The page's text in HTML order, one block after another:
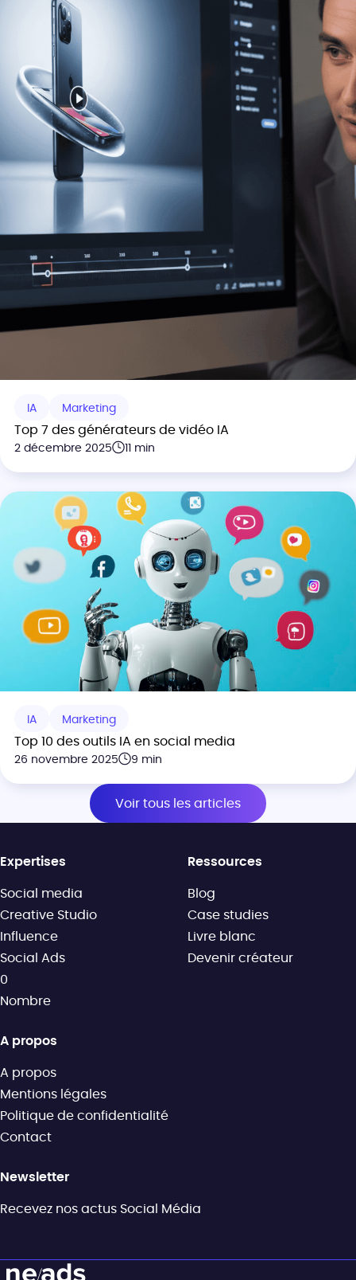
IA Marketing
Top 7 des générateurs de vidéo IA
2 décembre 2025 11 min
IA Marketing
Top 10 des outils IA en social media
26 novembre 2025 9 min
Voir tous les articles
Expertises
Social media
Creative Studio
Influence
Social Ads
0
Nombre
Ressources
Blog
Case studies
Livre blanc
Devenir créateur
A propos
A propos
Mentions légales
Politique de confidentialité
Contact
Newsletter
Recevez nos actus Social Média